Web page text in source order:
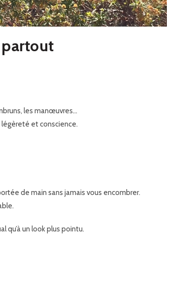
partout
les manœuvres…
légèreté et conscience.
de main sans jamais vous encombrer.
qu’à un look plus pointu.